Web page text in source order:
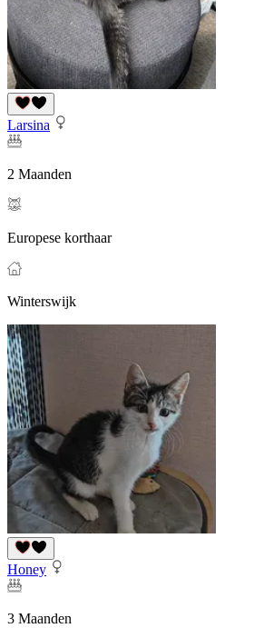
Larsina
2 Maanden
Europese korthaar
Winterswijk
Honey
3 Maanden